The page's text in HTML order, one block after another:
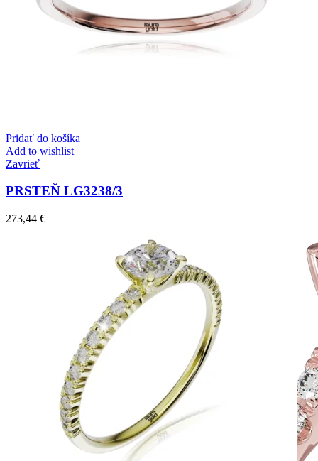
Pridať do košíka
Add to wishlist
Zavrieť
PRSTEŇ LG3238/3
273,44 €